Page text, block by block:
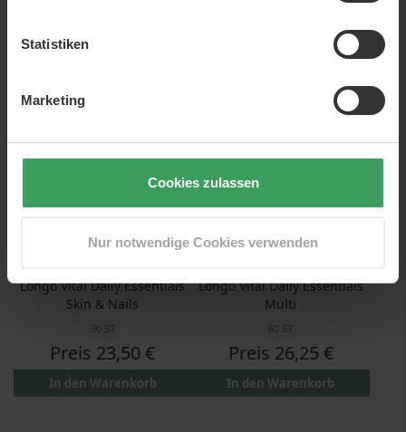
Statistiken
Marketing
Cookies zulassen
Nur notwendige Cookies verwenden
Preis
NUR WENIGE AM LAGER
Longo Vital Daily Essentials
Skin & Nails
90 ST
Preis 23,50 €
In den Warenkorb
Longo Vital Daily Essentials
Multi
60 ST
Preis 26,25 €
In den Warenkorb